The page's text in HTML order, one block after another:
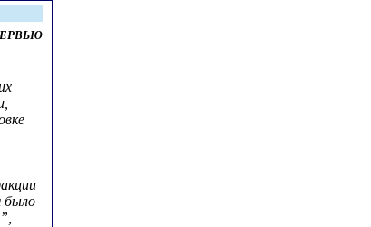
было